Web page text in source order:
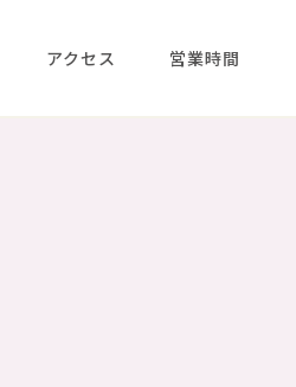
アクセス 営業時間